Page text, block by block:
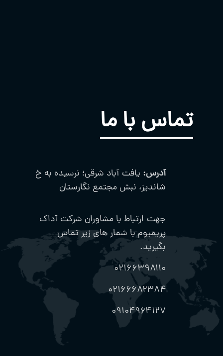
تماس با ما
آدرس: یافت آباد شرقی؛ نرسیده به خ
شاندیز، نبش مجتمع نگارستان
جهت ارتباط با مشاوران شرکت آداک
پریمیوم با شمار های زیر تماس
بگیرید.
۰۲۱۶۶۳۹۸۱۱۰
۰۲۱۶۶۶۸۲۳۸۴
۰۹۱۰۴۹۶۴۱۲۷